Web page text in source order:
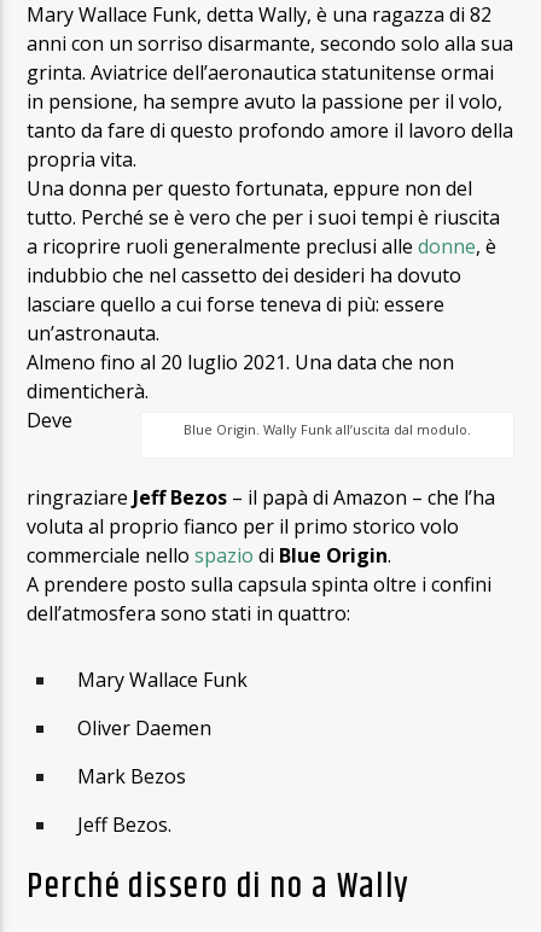
Mary Wallace Funk, detta Wally, è una ragazza di 82
anni con un sorriso disarmante, secondo solo alla sua
grinta. Aviatrice dell’aeronautica statunitense ormai
in pensione, ha sempre avuto la passione per il volo,
tanto da fare di questo profondo amore il lavoro della
propria vita.
Una donna per questo fortunata, eppure non del
tutto. Perché se è vero che per i suoi tempi è riuscita
a ricoprire ruoli generalmente preclusi alledonne, è
indubbio che nel cassetto dei desideri ha dovuto
lasciare quello a cui forse teneva di più: essere
un’astronauta.
Almeno fino al 20 luglio 2021. Una data che non
dimenticherà.
Blue Origin. Wally Funk all’uscita dal modulo.
Deve
ringraziare Jeff Bezos – il papà di Amazon – che l’ha
voluta al proprio fianco per il primo storico volo
commerciale nellospazio di Blue Origin.
A prendere posto sulla capsula spinta oltre i confini
dell’atmosfera sono stati in quattro:
Mary Wallace Funk
Oliver Daemen
Mark Bezos
Jeff Bezos.
Perché dissero di no a Wally